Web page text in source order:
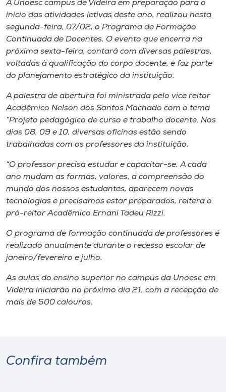
CPA
Biblioteca
Editora
Rádio
Museu
Unoesc
Store
o idioma
A+
A-
A Unoesc campus de Videira em preparação para o
início das atividades letivas deste ano, realizou nesta
segunda-feira, 07/02, o Programa de Formação
Continuada de Docentes. O evento que encerra na
próxima sexta-feira, contará com diversas palestras,
voltadas à qualificação do corpo docente, e faz parte
do planejamento estratégico da instituição.
A palestra de abertura foi ministrada pelo vice reitor
Acadêmico Nelson dos Santos Machado com o tema
“Projeto pedagógico de curso e trabalho docente. Nos
dias 08, 09 e 10, diversas oficinas estão sendo
trabalhadas com os professores da instituição.
“O professor precisa estudar e capacitar-se. A cada
ano mudam as formas, valores, a compreensão do
mundo dos nossos estudantes, aparecem novas
tecnologias e precisamos estar preparados, reitera o
pró-reitor Acadêmico Ernani Tadeu Rizzi.
O programa de formação continuada de professores é
realizado anualmente durante o recesso escolar de
janeiro/fevereiro e julho.
As aulas do ensino superior no campus da Unoesc em
Videira iniciarão no próximo dia 21, com a recepção de
mais de 500 calouros.
Confira também